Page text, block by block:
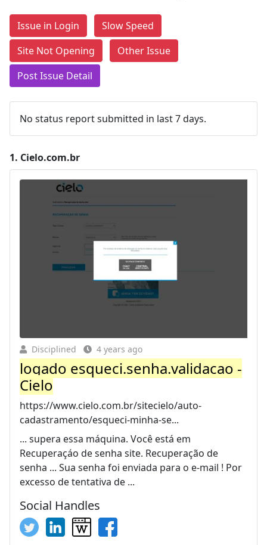
Issue in Login
Slow Speed
Site Not Opening
Other Issue
Post Issue Detail
No status report submitted in last 7 days.
1. Cielo.com.br
Disciplined 4 years ago
logado esqueci.senha.validacao -
Cielo
https://www.cielo.com.br/sitecielo/auto-
cadastramento/esqueci-minha-se...
... supera essa máquina. Você está em
Recuperaçáo de senha site. Recuperação de
senha ... Sua senha foi enviada para o e-mail ! Por
excesso de tentativa de ...
Social Handles